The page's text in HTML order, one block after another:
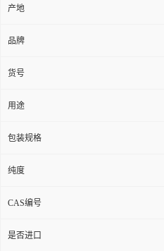
产地
品牌
货号
用途
包装规格
纯度
CAS编号
是否进口